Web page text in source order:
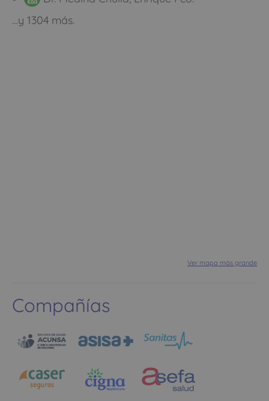
…y 1304 más.
Ver mapa más grande
Compañías